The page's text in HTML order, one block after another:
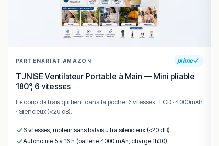
PARTENARIAT AMAZON prime
TUNISE Ventilateur Portable à Main — Mini pliable
180°, 6 vitesses
Le coup de frais qui tient dans la poche. 6 vitesses · LCD · 4000mAh
· Silencieux (<20 dB).
6 vitesses, moteur sans balais ultra silencieux (<20 dB)
Autonomie 5 à 16 h (batterie 4000 mAh, charge 1h30)